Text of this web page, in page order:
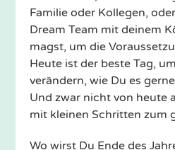
Familie oder Kollegen,
Dream Team mit deinem
magst, um die
Heute ist der beste Tag,
verändern, wie Du es
Und zwar nicht von heute
mit kleinen Schritten zum
Wo wirst Du Ende des